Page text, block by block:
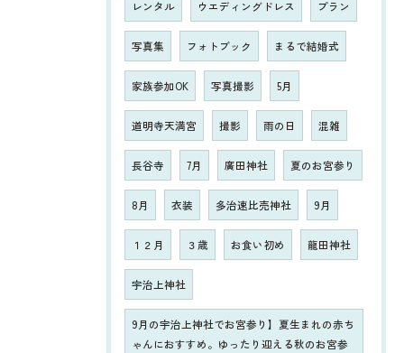
レンタル ウエディングドレス プラン
写真集 フォトブック まるで結婚式
家族参加OK 写真撮影 5月
道明寺天満宮 撮影 雨の日 混雑
長谷寺 7月 廣田神社 夏のお宮参り
8月 衣装 多治速比売神社 9月
１２月 ３歳 お食い初め 龍田神社
宇治上神社
9月の宇治上神社でお宮参り】夏生まれの赤ち
ゃんにおすすめ。ゆったり迎える秋のお宮参